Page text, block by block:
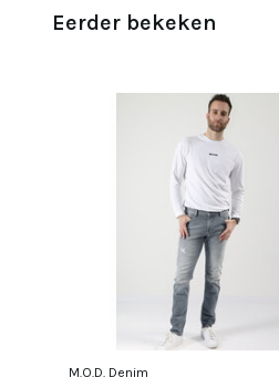
Eerder bekeken
M.O.D. Denim